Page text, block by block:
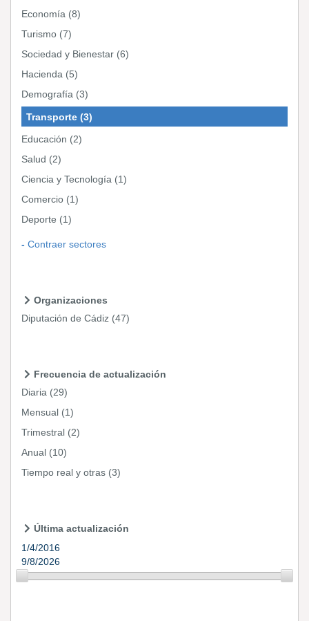
Economía (8)
Turismo (7)
Sociedad y Bienestar (6)
Hacienda (5)
Demografía (3)
Transporte (3)
Educación (2)
Salud (2)
Ciencia y Tecnología (1)
Comercio (1)
Deporte (1)
Contraer sectores
Organizaciones
Diputación de Cádiz (47)
Frecuencia de actualización
Diaria (29)
Mensual (1)
Trimestral (2)
Anual (10)
Tiempo real y otras (3)
Última actualización
1/4/2016
9/8/2026